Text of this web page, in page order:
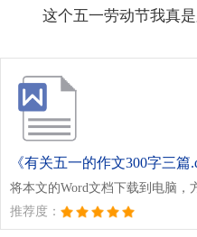
这个五一劳动节我真
《有关五一的作文300字三篇
将本文的Word文档下载到电脑，
推荐度：